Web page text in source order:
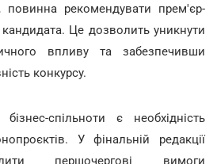
рекомендувати прем'єр-
Це дозволить уникнути
впливу та забезпечивши
конкурсу.
спільноти є необхідність
У фінальній редакції
першочергові вимоги